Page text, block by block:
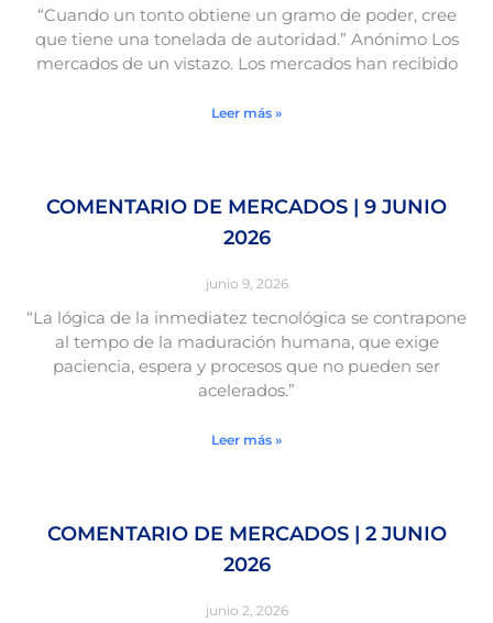
“Cuando un tonto obtiene un gramo de poder, cree
que tiene una tonelada de autoridad.” Anónimo Los
mercados de un vistazo. Los mercados han recibido
Leer más »
COMENTARIO DE MERCADOS | 9 JUNIO
2026
junio 9, 2026
“La lógica de la inmediatez tecnológica se contrapone
al tempo de la maduración humana, que exige
paciencia, espera y procesos que no pueden ser
acelerados.”
Leer más »
COMENTARIO DE MERCADOS | 2 JUNIO
2026
junio 2, 2026